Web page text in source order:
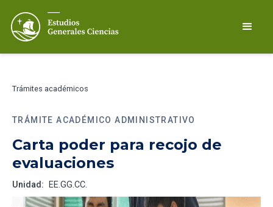
Trámites académicos
TRÁMITE ACADÉMICO ADMINISTRATIVO
Carta poder para recojo de
evaluaciones
Unidad: EE.GG.CC.